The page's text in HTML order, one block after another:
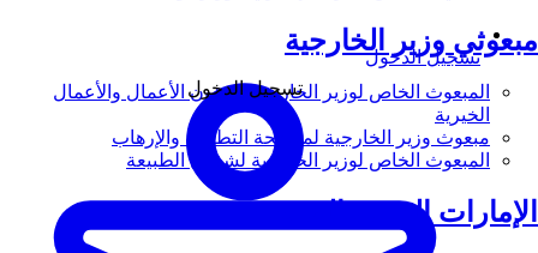
مبعوثي وزير الخارجية
المبعوث الخاص لوزير الخارجية لشؤون الأعمال والأعمال
الخيرية
مبعوث وزير الخارجية لمكافحة التطرف والإرهاب
المبعوث الخاص لوزير الخارجية لشؤون الطبيعة
الإمارات العربية المتحدة
تسجيل الدخول
تسجيل الدخول